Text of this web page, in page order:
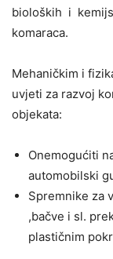
bioloških i
komaraca.
Mehaničkim i
uvjeti za razvoj
objekata:
Onemogućiti
automobilski
Spremnike za
,bačve i sl.
plastičnim